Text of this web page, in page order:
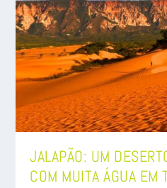
JALAPÃO: UM
COM MUITA ÁGUA EM